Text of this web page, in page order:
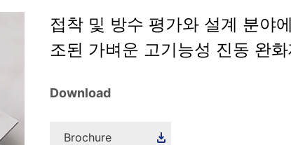
접착 및 방수 평가와 설계 분야
조된 가벼운 고기능성 진동 완
Download
Brochure